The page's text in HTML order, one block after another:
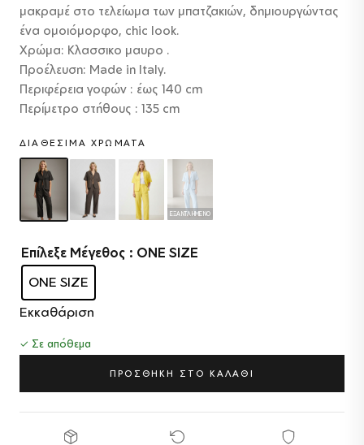
μακραμέ στο τελείωμα των μπατζακιών, δημιουργώντας
ένα ομοιόμορφο, chic look.
Χρώμα: Κλασσικο μαυρο .
Προέλευση: Made in Italy.
Περιφέρεια γοφών : έως 140 cm
Περίμετρο στήθους : 135 cm
ΔΙΑΘΈΣΙΜΑ ΧΡΏΜΑΤΑ
ΕΞΑΝΤΛΗΜΈΝΟ
Επίλεξε Μέγεθος : ONE SIZE
ONE SIZE
Εκκαθάριση
✓ Σε απόθεμα
ΠΡΟΣΘΗΚΗ ΣΤΟ ΚΑΛΑΘΙ